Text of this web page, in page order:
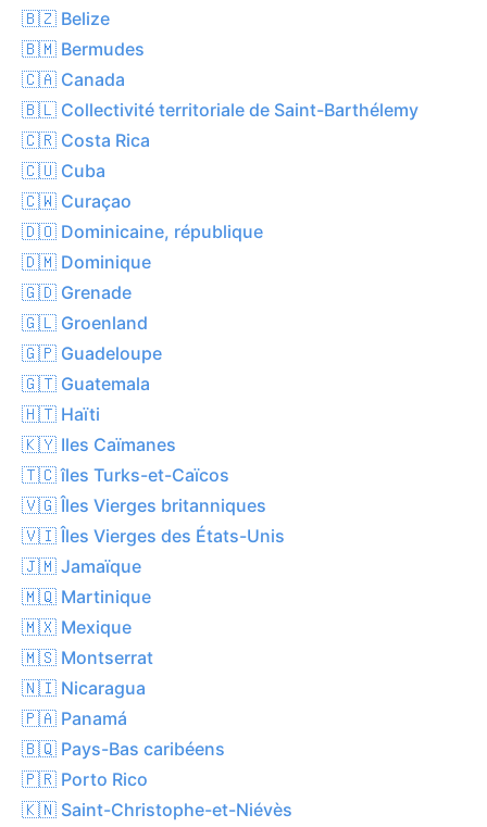
🇧🇿 Belize
🇧🇲 Bermudes
🇨🇦 Canada
🇧🇱 Collectivité territoriale de Saint-Barthélemy
🇨🇷 Costa Rica
🇨🇺 Cuba
🇨🇼 Curaçao
🇩🇴 Dominicaine, république
🇩🇲 Dominique
🇬🇩 Grenade
🇬🇱 Groenland
🇬🇵 Guadeloupe
🇬🇹 Guatemala
🇭🇹 Haïti
🇰🇾 Iles Caïmanes
🇹🇨 îles Turks-et-Caïcos
🇻🇬 Îles Vierges britanniques
🇻🇮 Îles Vierges des États-Unis
🇯🇲 Jamaïque
🇲🇶 Martinique
🇲🇽 Mexique
🇲🇸 Montserrat
🇳🇮 Nicaragua
🇵🇦 Panamá
🇧🇶 Pays-Bas caribéens
🇵🇷 Porto Rico
🇰🇳 Saint-Christophe-et-Niévès